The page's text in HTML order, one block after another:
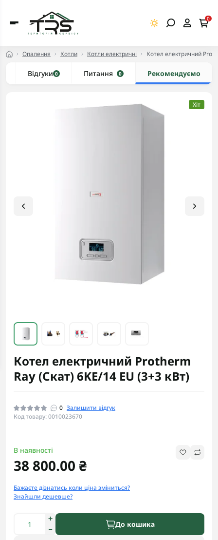
0
Опалення Котли Котли електричні Котел електричний
Відгуки 0 Питання 0 Рекомендуємо
Хіт
Котел електричний Protherm
Ray (Скат) 6KE/14 ЕU (3+3 кВт)
0 Залишити відгук
Код товару: 0010023670
В наявності
38 800.00 ₴
Бажаєте дізнатись коли ціна зміниться?
Знайшли дешевше?
До кошика